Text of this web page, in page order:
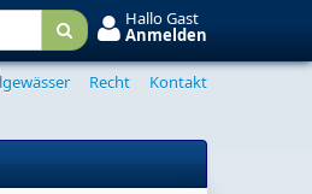
Hallo Gast
Anmelden
Recht Kontakt